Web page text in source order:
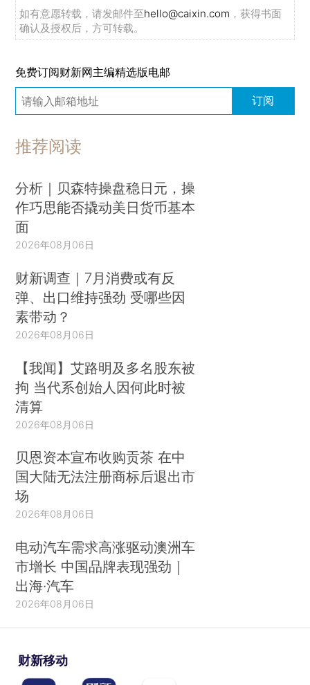
如有意愿转载，请发邮件至hello@caixin.com ，获得书面
确认及授权后，方可转载。
免费订阅财新网主编精选版电邮
订阅
推荐阅读
分析｜贝森特操盘稳日元，操
作巧思能否撬动美日货币基本
面
2026年08月06日
财新调查｜7月消费或有反
弹、出口维持强劲 受哪些因
素带动？
2026年08月06日
【我闻】艾路明及多名股东被
拘 当代系创始人因何此时被
清算
2026年08月06日
贝恩资本宣布收购贡茶 在中
国大陆无法注册商标后退出市
场
2026年08月06日
电动汽车需求高涨驱动澳洲车
市增长 中国品牌表现强劲｜
出海·汽车
2026年08月06日
财新移动